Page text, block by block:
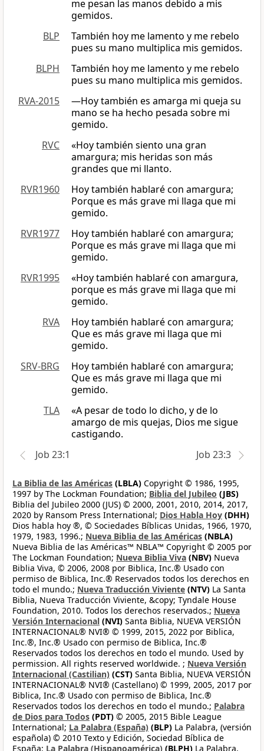
me pesan las manos debido a mis
gemidos.
BLP
También hoy me lamento y me rebelo
pues su mano multiplica mis gemidos.
BLPH
También hoy me lamento y me rebelo
pues su mano multiplica mis gemidos.
RVA-2015
—Hoy también es amarga mi queja su
mano se ha hecho pesada sobre mi
gemido.
RVC
«Hoy también siento una gran
amargura; mis heridas son más
grandes que mi llanto.
RVR1960
Hoy también hablaré con amargura;
Porque es más grave mi llaga que mi
gemido.
RVR1977
Hoy también hablaré con amargura;
Porque es más grave mi llaga que mi
gemido.
RVR1995
«Hoy también hablaré con amargura,
porque es más grave mi llaga que mi
gemido.
RVA
Hoy también hablaré con amargura;
Que es más grave mi llaga que mi
gemido.
SRV-BRG
Hoy también hablaré con amargura;
Que es más grave mi llaga que mi
gemido.
TLA
«A pesar de todo lo dicho, y de lo
amargo de mis quejas, Dios me sigue
castigando.
Job 23:1
Job 23:3
La Biblia de las Américas (LBLA) Copyright © 1986, 1995,
1997 by The Lockman Foundation; Biblia del Jubileo (JBS)
Biblia del Jubileo 2000 (JUS) © 2000, 2001, 2010, 2014, 2017,
2020 by Ransom Press International; Dios Habla Hoy (DHH)
Dios habla hoy ®, © Sociedades Bíblicas Unidas, 1966, 1970,
1979, 1983, 1996.; Nueva Biblia de las Américas (NBLA)
Nueva Biblia de las Américas™ NBLA™ Copyright © 2005 por
The Lockman Foundation; Nueva Biblia Viva (NBV) Nueva
Biblia Viva, © 2006, 2008 por Biblica, Inc.® Usado con
permiso de Biblica, Inc.® Reservados todos los derechos en
todo el mundo.; Nueva Traducción Viviente (NTV) La Santa
Biblia, Nueva Traducción Viviente, &copy; Tyndale House
Foundation, 2010. Todos los derechos reservados.; Nueva
Versión Internacional (NVI) Santa Biblia, NUEVA VERSIÓN
INTERNACIONAL® NVI® © 1999, 2015, 2022 por Biblica,
Inc.®, Inc.® Usado con permiso de Biblica, Inc.®
Reservados todos los derechos en todo el mundo. Used by
permission. All rights reserved worldwide. ; Nueva Versión
Internacional (Castilian) (CST) Santa Biblia, NUEVA VERSIÓN
INTERNACIONAL® NVI® (Castellano) © 1999, 2005, 2017 por
Biblica, Inc.® Usado con permiso de Biblica, Inc.®
Reservados todos los derechos en todo el mundo.; Palabra
de Dios para Todos (PDT) © 2005, 2015 Bible League
International; La Palabra (España) (BLP) La Palabra, (versión
española) © 2010 Texto y Edición, Sociedad Bíblica de
España; La Palabra (Hispanoamérica) (BLPH) La Palabra,